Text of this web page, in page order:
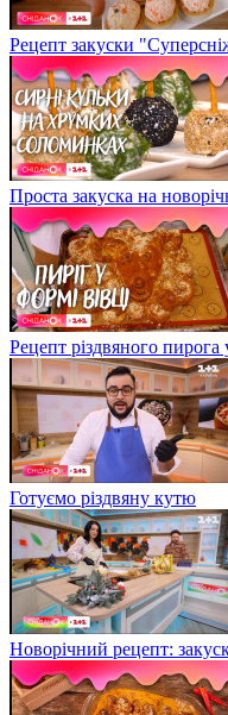
Рецепт закуски
Проста закуска на
Рецепт різдвяного пирога
Готуємо різдвяну кутю
Новорічний рецепт: